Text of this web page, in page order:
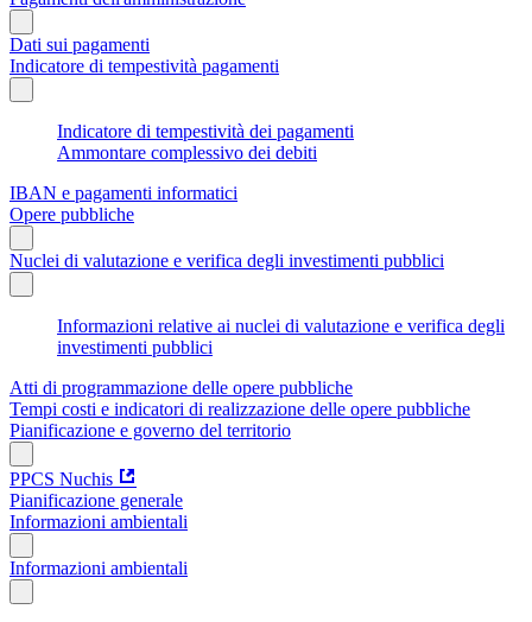
Dati sui pagamenti
Indicatore di tempestività pagamenti
Indicatore di tempestività dei pagamenti
Ammontare complessivo dei debiti
IBAN e pagamenti informatici
Opere pubbliche
Nuclei di valutazione e verifica degli investimenti pubblici
Informazioni relative ai nuclei di valutazione e verifica degli
investimenti pubblici
Atti di programmazione delle opere pubbliche
Tempi costi e indicatori di realizzazione delle opere pubbliche
Pianificazione e governo del territorio
PPCS Nuchis
Pianificazione generale
Informazioni ambientali
Informazioni ambientali